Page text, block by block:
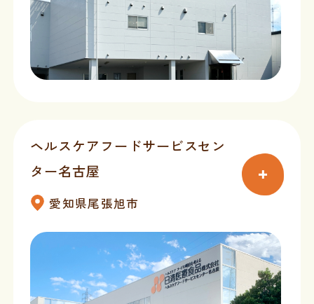
ヘルスケアフードサービスセン
ター名古屋
愛知県尾張旭市